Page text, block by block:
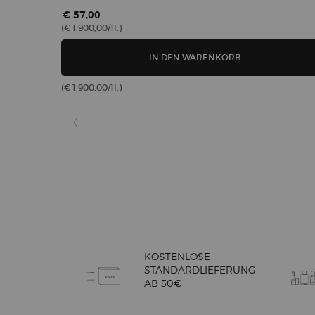
€ 57,00
(€ 1.900,00/1l.)
IN DEN WARENKORB
(€ 1.900,00/1l.)
KOSTENLOSE
STANDARDLIEFERUNG
AB 50€